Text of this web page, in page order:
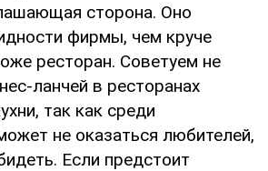
сторона. Оно
фирмы, чем круче
ресторан. Советуем не
ланчей в ресторанах
так как среди
не оказаться любителей,
Если предстоит